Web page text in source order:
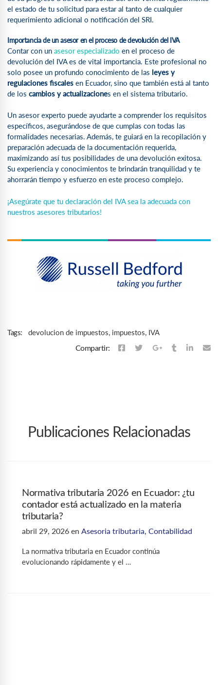
el estado de tu solicitud para estar al tanto de cualquier
requerimiento adicional o notificación del SRI.
Importancia de un asesor en el proceso de devolución del IVA
Contar con un asesor especializado en el proceso de
devolución del IVA es de vital importancia. Este profesional no
solo posee un profundo conocimiento de las leyes y
regulaciones fiscales en Ecuador, sino que también está al tanto
de los cambios y actualizaciones en el sistema tributario.
Un asesor experto puede ayudarte a comprender los requisitos
específicos, asegurándose de que cumplas con todas las
formalidades necesarias. Además, te guiará en la recopilación y
preparación adecuada de la documentación requerida,
maximizando así tus posibilidades de una devolución exitosa.
Su experiencia y conocimientos te brindarán tranquilidad y te
ahorrarán tiempo y esfuerzo en este proceso complejo.
¡Asegúrate que tu declaración del IVA sea la adecuada con
nuestros asesores tributarios!
Tags: devolucion de impuestos, impuestos, IVA
Compartir:
Publicaciones Relacionadas
Normativa tributaria 2026 en Ecuador: ¿tu
contador está actualizado en la materia
tributaria?
abril 29, 2026 en Asesoria tributaria, Contabilidad
La normativa tributaria en Ecuador continúa
evolucionando rápidamente y el …